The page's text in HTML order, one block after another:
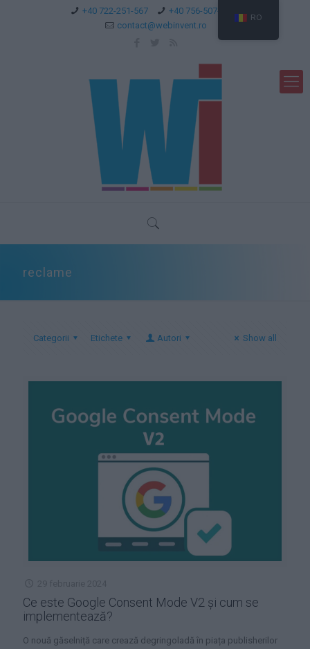
+40 722-251-567
+40 756-507-744
contact@webinvent.ro
reclame
Categorii Etichete Autori Show all
Ce este Google Consent Mode V2 și cum se
implementează?
O nouă găselniță care crează degringoladă în piața publisherilor
RO